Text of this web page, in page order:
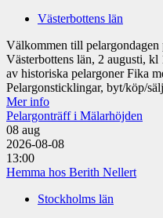
Västerbottens län
Välkommen till
Västerbottens län, 2 augusti,
av historiska pelargoner Fika
Pelargonsticklingar, byt/köp/
Mer info
Pelargonträff i Mälarhöjden
08 aug
2026-08-08
13:00
Hemma hos Berith Nellert
Stockholms län